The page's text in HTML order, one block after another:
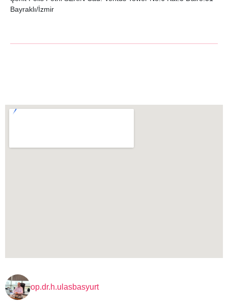
Bayraklı/İzmir
op.dr.h.ulasbasyurt